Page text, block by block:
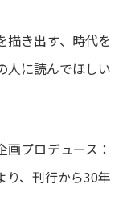
描き出す、時代を
人に読んでほしい
プロデュース：
り、刊行から30年